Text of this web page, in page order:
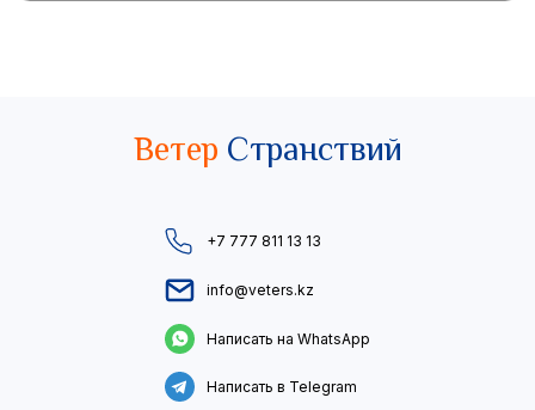
Ветер Странствий
+7 777 811 13 13
info@veters.kz
Написать на WhatsApp
Написать в Telegram